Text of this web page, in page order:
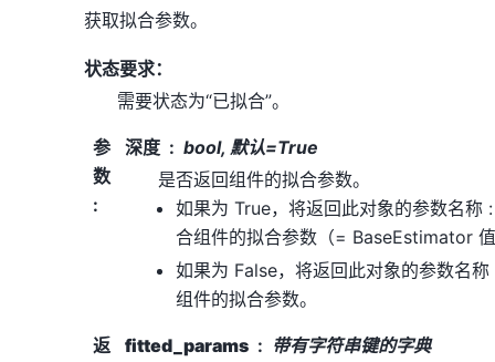
获取拟合参数。
状态要求：
需要状态为“已拟合”。
参
数
:
深度
bool, 默认=True
是否返回组件的拟合参数。
如果为 True，将返回此对象的参数名称
合组件的拟合参数（= BaseEstimator
如果为 False，将返回此对象的参数名
组件的拟合参数。
返
fitted_params
带有字符串键的字典